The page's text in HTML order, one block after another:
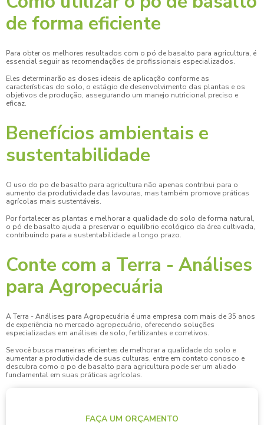
de forma eficiente
Para obter os melhores resultados com o pó de basalto para agricultura, é
essencial seguir as recomendações de profissionais especializados.
Eles determinarão as doses ideais de aplicação conforme as
características do solo, o estágio de desenvolvimento das plantas e os
objetivos de produção, assegurando um manejo nutricional preciso e
eficaz.
Benefícios ambientais e
sustentabilidade
O uso do po de basalto para agricultura não apenas contribui para o
aumento da produtividade das lavouras, mas também promove práticas
agrícolas mais sustentáveis.
Por fortalecer as plantas e melhorar a qualidade do solo de forma natural,
o pó de basalto ajuda a preservar o equilíbrio ecológico da área cultivada,
contribuindo para a sustentabilidade a longo prazo.
Conte com a Terra - Análises
para Agropecuária
A Terra - Análises para Agropecuária é uma empresa com mais de 35 anos
de experiência no mercado agropecuário, oferecendo soluções
especializadas em análises de solo, fertilizantes e corretivos.
Se você busca maneiras eficientes de melhorar a qualidade do solo e
aumentar a produtividade de suas culturas, entre em contato conosco e
descubra como o po de basalto para agricultura pode ser um aliado
fundamental em suas práticas agrícolas.
FAÇA UM ORÇAMENTO